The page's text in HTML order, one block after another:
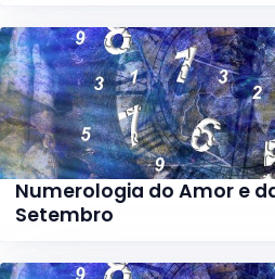
Numerologia do Amor e
Setembro